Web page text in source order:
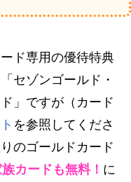
ド専用の優待特典
セゾンゴールド・
」ですが（カード
を参照してくださ
のゴールドカード
カードも無料！ に